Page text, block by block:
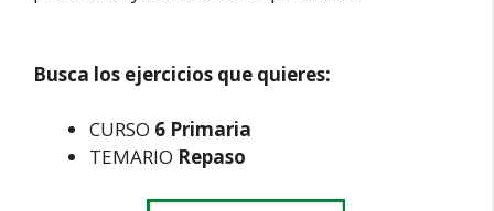
Busca los ejercicios que quieres:
CURSO 6 Primaria
TEMARIO Repaso